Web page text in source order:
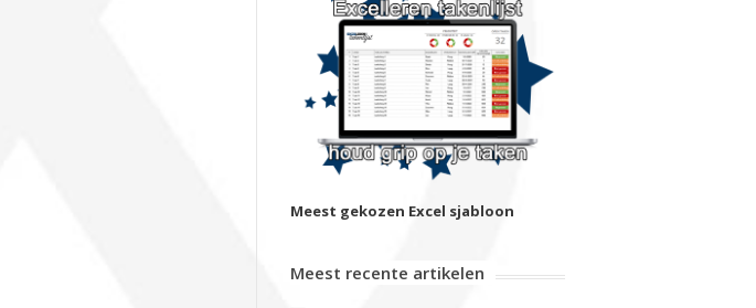
Meest gekozen Excel sjabloon
Meest recente artikelen